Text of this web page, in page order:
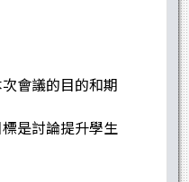
會議的目的和期
是討論提升學生